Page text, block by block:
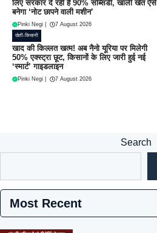
लिए सरकार दे रही है 90% सब्सिडी, खाली खेत ऐसे
बनेगा ‘नोट छापने वाली मशीन’
Pinki Negi 7 August 2026
खेती-किसानी
खाद की किल्लत खत्म! अब नैनो यूरिया पर मिलेगी
50% एक्स्ट्रा छूट, किसानों के लिए जारी हुई नई
‘स्मार्ट’ गाइडलाइन
Pinki Negi 7 August 2026
Search
Most Recent